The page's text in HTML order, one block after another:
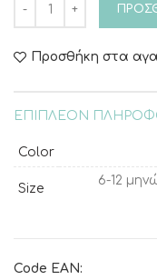
Προσθήκη στα
ΕΠΙΠΛΈΟΝ
Color
Size
6-12
Code EAN: